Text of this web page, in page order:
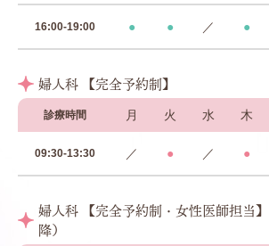
16:00-19:00 ● ● ／ ●
婦人科 【完全予約制】
診療時間 月 火 水 木
09:30-13:30 ／ ● ／ ●
婦人科 【完全予約制・女性医師担当
降）